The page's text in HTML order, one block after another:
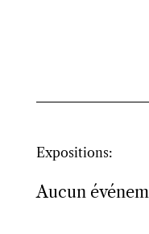
Expositions:
Aucun